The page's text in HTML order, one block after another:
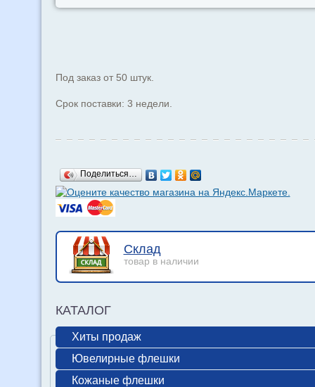
Под заказ от 50 штук.
Срок поставки: 3 недели.
Поделиться…
Склад
товар в наличии
КАТАЛОГ
Хиты продаж
Ювелирные флешки
Кожаные флешки